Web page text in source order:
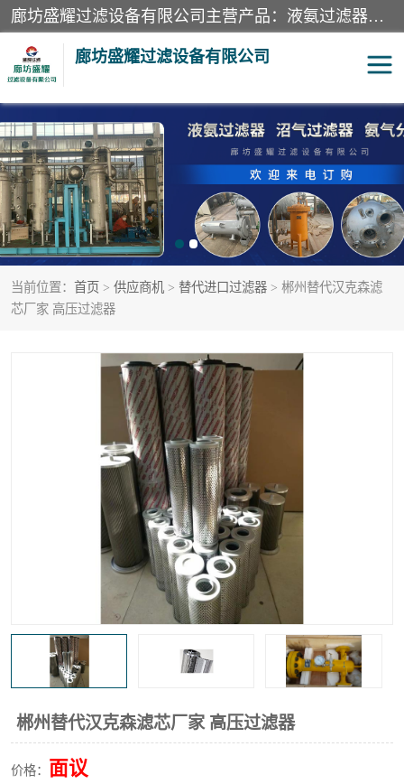
廊坊盛耀过滤设备有限公司主营产品：液氨过滤器、沼气过滤器、氨气分离器、二氧化碳过滤器、过滤器、液氨氨气过滤器、天然气过滤器、管道过滤器、*过滤器、液氨除油除水过滤器、氨气除油除水过滤器、焦炉煤气除焦油过滤器等。
廊坊盛耀过滤设备有限公司
当前位置： 首页 > 供应商机 > 替代进口过滤器 > 郴州替代汉克森滤
芯厂家 高压过滤器
郴州替代汉克森滤芯厂家 高压过滤器
价格： 面议
二氧化碳过滤器 过滤器
液氨氨气过滤器 沼气过滤器
天然气过滤器 管道过滤器
甲醇过滤器 液氨除油除水过滤器
硝酸尾气分离器 酸雾聚结分离器
高炉煤气过滤器 替代进口过滤器
化工盐酸气聚结器 耐腐蚀除雾器滤芯